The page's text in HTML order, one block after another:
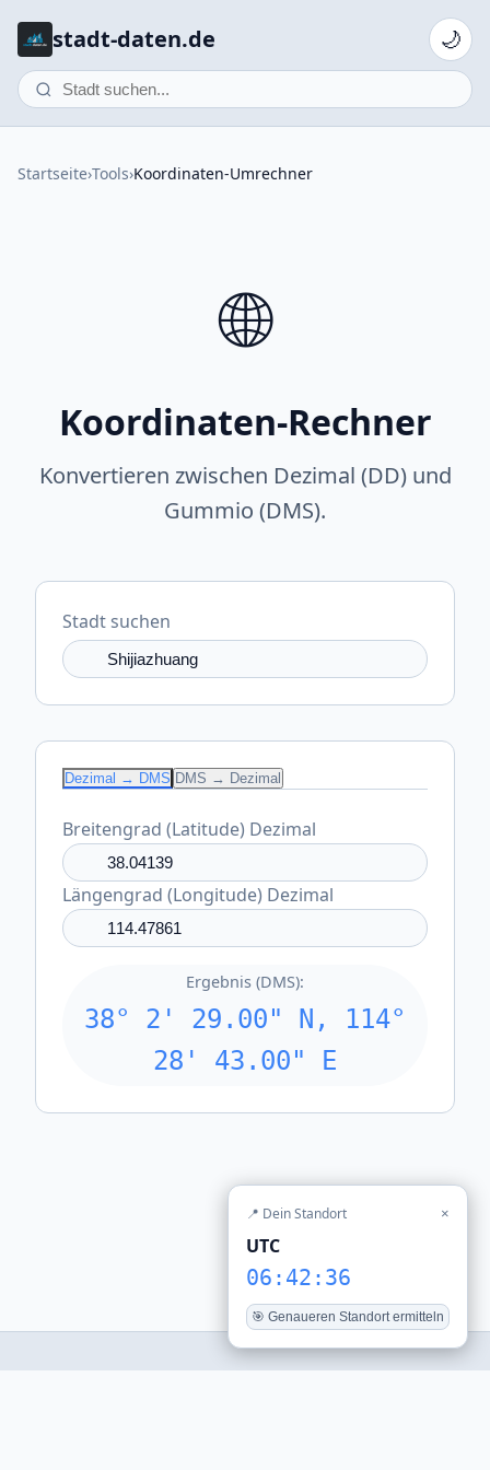
stadt-daten.de 🌙
Startseite›Tools›Koordinaten-Umrechner
🌐
Koordinaten-Rechner
Konvertieren zwischen Dezimal (DD) und
Gummio (DMS).
Stadt suchen
Dezimal → DMS DMS → Dezimal
Breitengrad (Latitude) Dezimal
Längengrad (Longitude) Dezimal
Ergebnis (DMS):
38° 2' 29.00" N, 114°
28' 43.00" E
📍 Dein Standort ×
UTC
06:42:36
🎯 Genaueren Standort ermitteln